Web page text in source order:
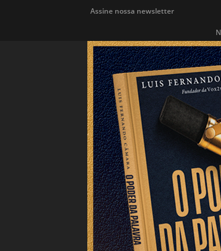
Assine nossa newsletter